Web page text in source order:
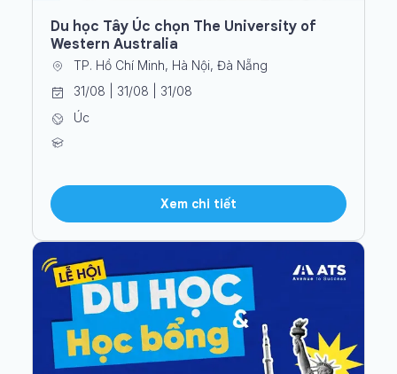
Du học Tây Úc chọn The University of
Western Australia
TP. Hồ Chí Minh, Hà Nội, Đà Nẵng
31/08 | 31/08 | 31/08
Úc
Xem chi tiết